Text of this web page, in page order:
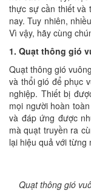
thực sự cần thiết và
nay. Tuy nhiên,
Vì vậy, hãy cùng
1. Quạt thông gió
Quạt thông gió
và thổi gió để phục
nghiệp. Thiết bị
mọi người hoàn
và đáp ứng được
mà quạt truyền ra
lại hiệu quả với từng
Quạt thông gió